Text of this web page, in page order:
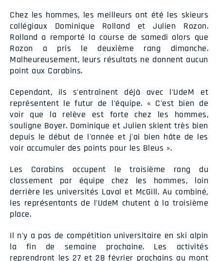
Chez les hommes, les meilleurs ont été les skieurs
collégiaux Dominique Rolland et Julien Rozon.
Rolland a remporté la course de samedi alors que
Rozon a pris le deuxième rang dimanche.
Malheureusement, leurs résultats ne donnent aucun
point aux Carabins.
Cependant, ils s'entraînent déjà avec l'UdeM et
représentent le futur de l'équipe. « C'est bien de
voir que la relève est forte chez les hommes,
souligne Boyer. Dominique et Julien skient très bien
depuis le début de l'année et j'ai bien hâte de les
voir accumuler des points pour les Bleus ».
Les Carabins occupent le troisième rang du
classement par équipe chez les hommes, loin
derrière les universités Laval et McGill. Au combiné,
les représentants de l'UdeM chutent à la troisième
place.
Il n'y a pas de compétition universitaire en ski alpin
la fin de semaine prochaine. Les activités
reprendront les 27 et 28 février prochains au mont